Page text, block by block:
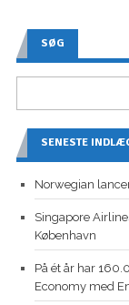
SØG
SENESTE
Norwegian
Singapore
København
På ét år har
Economy med